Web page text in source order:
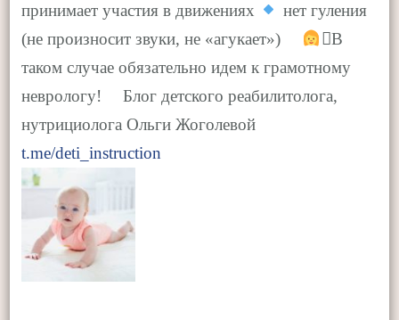
принимает участия в движениях
нет гуления
(не произносит звуки, не «агукает») ⠀
‍⚕В
таком случае обязательно идем к грамотному
неврологу! ⠀ Блог детского реабилитолога,
нутрициолога Ольги Жоголевой
t.me/deti_instruction